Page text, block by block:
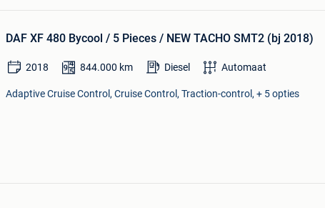
DAF XF 480 Bycool / 5 Pieces / NEW TACHO SMT2 (bj 2018)
2018 844.000 km Diesel Automaat
Adaptive Cruise Control, Cruise Control, Traction-control, + 5 opties